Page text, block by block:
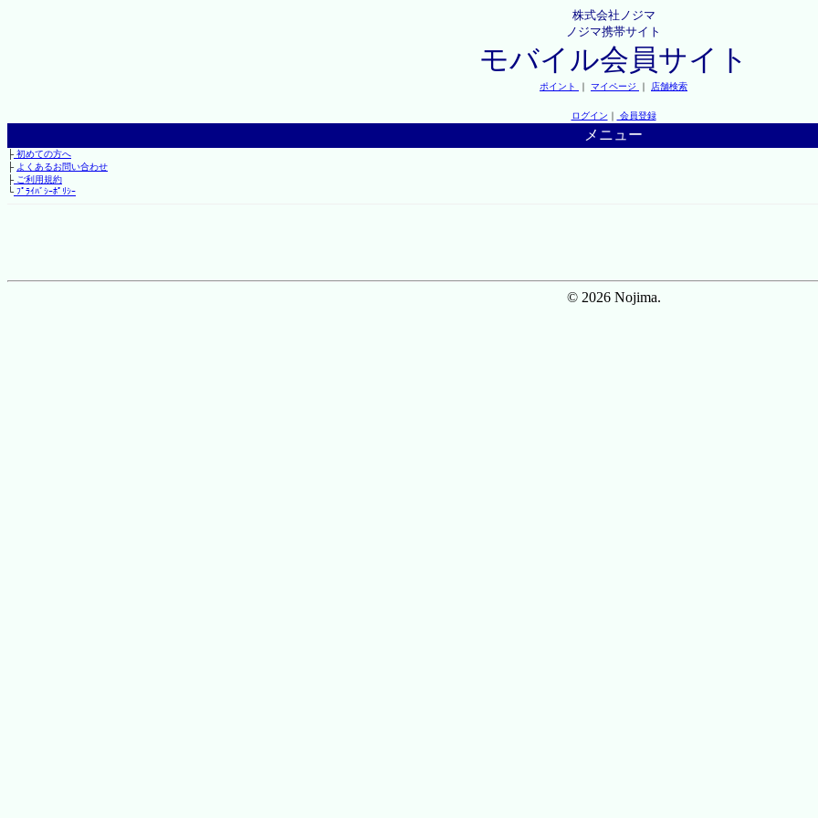
株式会社ノジマ
ノジマ携帯サイト
モバイル会員サイト
ポイント ｜ マイページ ｜ 店舗検索
ログイン ｜ 会員登録
メニュー
├初めての方へ
├ よくあるお問い合わせ
├ご利用規約
└ﾌﾟﾗｲﾊﾞｼｰﾎﾟﾘｼｰ
© 2026 Nojima.